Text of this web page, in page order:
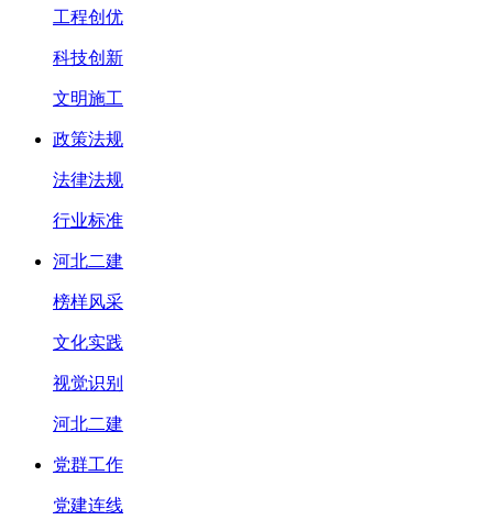
工程创优
科技创新
文明施工
政策法规
法律法规
行业标准
河北二建
榜样风采
文化实践
视觉识别
河北二建
党群工作
党建连线